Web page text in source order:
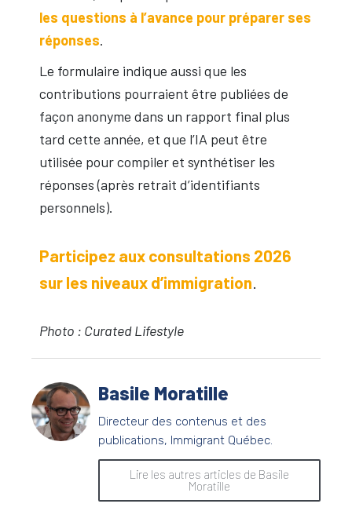
les questions à l’avance pour préparer ses
réponses.
Le formulaire indique aussi que les
contributions pourraient être publiées de
façon anonyme dans un rapport final plus
tard cette année, et que l’IA peut être
utilisée pour compiler et synthétiser les
réponses (après retrait d’identifiants
personnels).
Participez aux consultations 2026
sur les niveaux d’immigration
Photo : Curated Lifestyle
Basile Moratille
Directeur des contenus et des
publications, Immigrant Québec.
Lire les autres articles de Basile
Moratille